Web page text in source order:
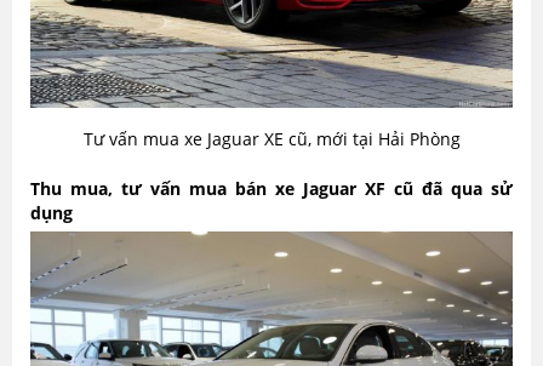
Tư vấn mua xe Jaguar XE cũ, mới tại Hải Phòng
Thu mua, tư vấn mua bán xe Jaguar XF cũ đã qua sử
dụng